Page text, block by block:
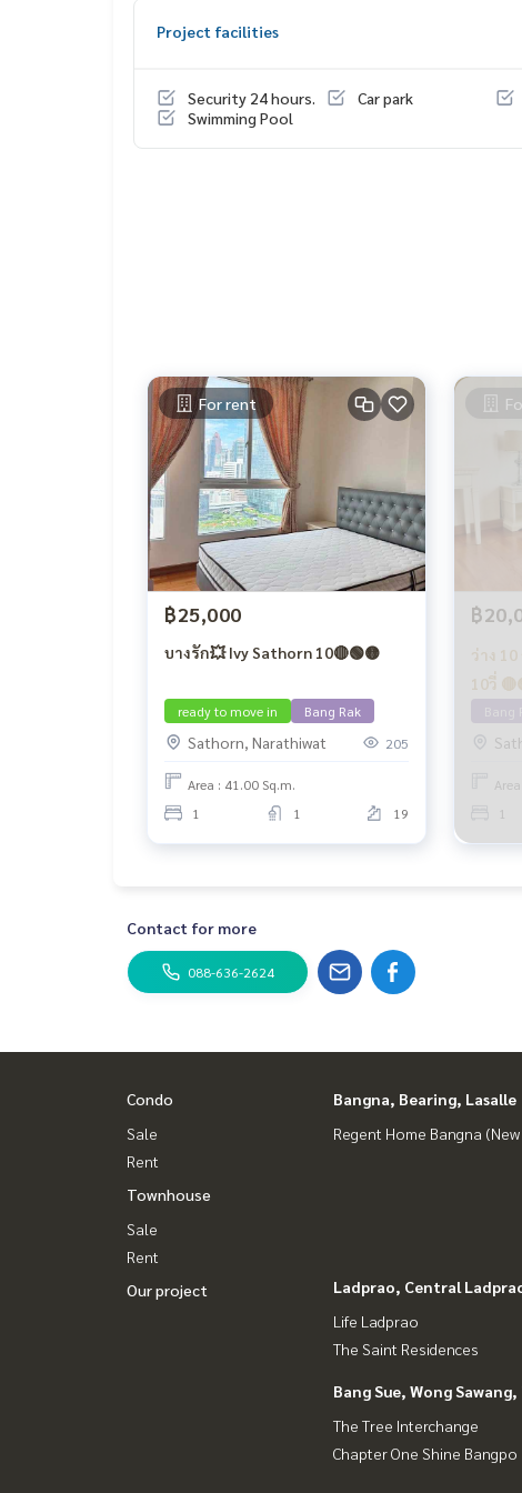
Project facilities
Security 24 hours. Car park
Swimming Pool
For rent
฿25,000
บางรัก💥 Ivy Sathorn 10🔴🟢🟡
ready to move in Bang Rak
Sathorn, Narathiwat 205
Area : 41.00 Sq.m.
1
1 19
฿
ว่าง 10 ก.ค 69
10วี่
1
Contact for more
088-636-2624
Condo
Sale
Rent
Townhouse
Sale
Rent
Our project
Bangna, Bearing, Lasalle
Regent Home Bangna
Ladprao, Central
Life Ladprao
The Saint Residences
Bang Sue, Wong Sawang,
The Tree Interchange
Chapter One Shine Bangpo